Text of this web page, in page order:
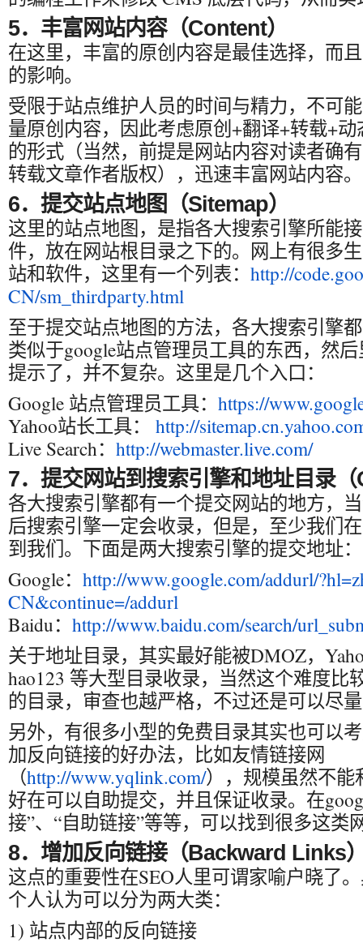
5．丰富网站内容（Content）
在这里，丰富的原创内容是最佳选择，而
的影响。
受限于站点维护人员的时间与精力，不可
量原创内容，因此考虑原创+翻译+转载+
的形式（当然，前提是网站内容对读者确
转载文章作者版权），迅速丰富网站内容。
6．提交站点地图（Sitemap）
这里的站点地图，是指各大搜索引擎所能
件，放在网站根目录之下的。网上有很多
站和软件，这里有一个列表： http://
CN/sm_thirdparty.html
至于提交站点地图的方法，各大搜索引擎
类似于google站点管理员工具的东西，然
提示了，并不复杂。这里是几个入口：
Google 站点管理员工具： https://
Yahoo站长工具： http://
Live Search： http://webmaster.live.com/
7．提交网站到搜索引擎和地址目录
各大搜索引擎都有一个提交网站的地方，
后搜索引擎一定会收录，但是，至少我们
到我们。下面是两大搜索引擎的提交地址：
Google： http://www.google.com/addurl/
CN&continue=/addurl
Baidu： http://www.baidu.com/search/
关于地址目录，其实最好能被DMOZ，
hao123 等大型目录收录，当然这个难度比
的目录，审查也越严格，不过还是可以尽
另外，有很多小型的免费目录其实也可以
加反向链接的好办法，比如友情链接网
（http://www.yqlink.com/），规模虽然不能
好在可以自助提交，并且保证收录。在
接”、“自助链接”等等，可以找到很多这类
8．增加反向链接（Backward Links
这点的重要性在SEO人里可谓家喻户晓了
个人认为可以分为两大类：
1) 站点内部的反向链接